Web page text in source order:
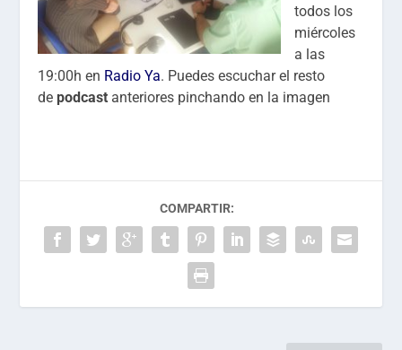
todos los
miércoles
a las
19:00h en Radio Ya. Puedes escuchar el resto
depodcast anteriores pinchando en la imagen
COMPARTIR: